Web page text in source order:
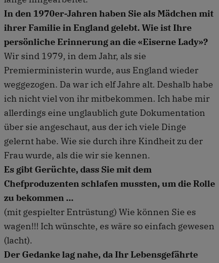
In den 1970er-Jahren haben Sie als Mädchen mit
ihrer Familie in England gelebt. Wie ist Ihre
persönliche Erinnerung an die «Eiserne Lady»?
Wir sind 1979, in dem Jahr, als sie
Premierministerin wurde, aus England wieder
weggezogen. Da war ich elf Jahre alt. Deshalb habe
ich nicht viel von ihr mitbekommen. Ich habe mir
allerdings eine unglaublich gute Dokumentation
über sie angeschaut, aus der ich viele Dinge
gelernt habe. Wie sie durch ihre Kindheit zu der
Frau wurde, als die wir sie kennen.
Es gibt Gerüchte, dass Sie mit dem
Chefproduzenten schlafen mussten, um die Rolle
zu bekommen …
(mit gespielter Entrüstung) Wie können Sie es
wagen!!! Ich wünschte, es wäre so einfach gewesen
(lacht).
Der Gedanke lag nahe, da Ihr Lebensgefährte